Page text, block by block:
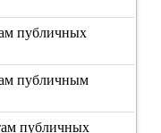
публичных
публичным
публичных